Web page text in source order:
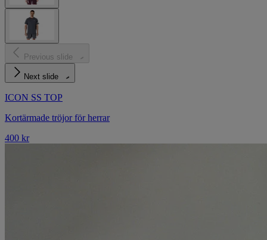
Previous slide
Next slide
ICON SS TOP
Kortärmade tröjor för herrar
400 kr